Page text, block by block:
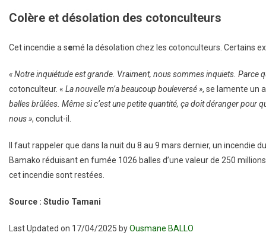
Colère et désolation des cotonculteurs
Cet incendie a semé la désolation chez les cotonculteurs. Certains
« Notre inquiétude est grande. Vraiment, nous sommes inquiets. Parce
cotonculteur. « La nouvelle m’a beaucoup bouleversé », se lamente un
balles brûlées. Même si c’est une petite quantité, ça doit déranger pour
nous », conclut-il.
Il faut rappeler que dans la nuit du 8 au 9 mars dernier, un incendie
Bamako réduisant en fumée 1026 balles d’une valeur de 250
cet incendie sont restées.
Source : Studio Tamani
Last Updated on 17/04/2025 byOusmane BALLO